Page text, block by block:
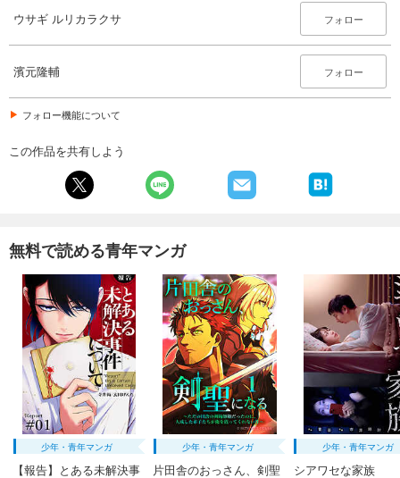
ウサギ ルリカラクサ フォロー
濱元隆輔 フォロー
フォロー機能について
この作品を共有しよう
無料で読める青年マンガ
少年・青年マンガ
【報告】とある未解決事
少年・青年マンガ
片田舎のおっさん、剣聖
少年・青年マンガ
シアワセな家族